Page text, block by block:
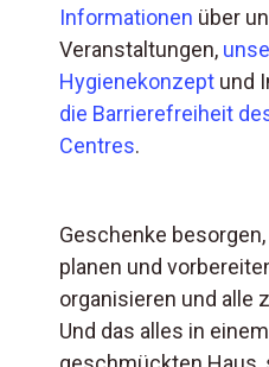
Informationen über
Veranstaltungen,
Hygienekonzept und
die Barrierefreiheit
Centres.
Geschenke
planen und
organisieren und alle
Und das alles in